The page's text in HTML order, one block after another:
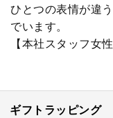
ひとつの表情が違
でいます。
【本社スタッフ女
ギフトラッピング